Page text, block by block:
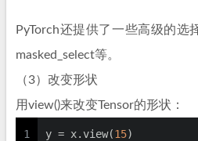
PyTorch还提供了一些高级的选
masked_select等。
（3）改变形状
用view()来改变Tensor的形状：
1
y = x.view(15)